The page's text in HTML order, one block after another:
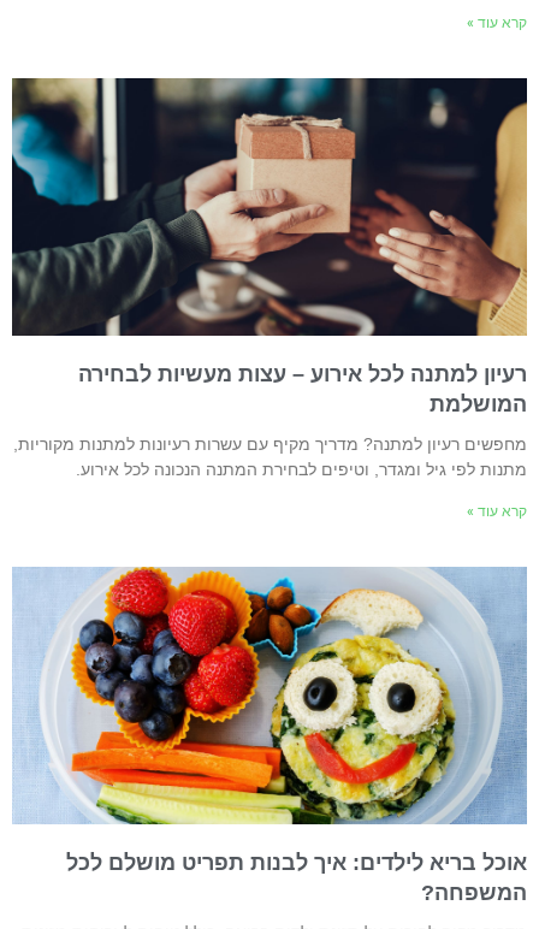
עוד »
למתנה לכל אירוע – עצות מעשיות לבחירה
רעיון למתנה? מדריך מקיף עם עשרות רעיונות למתנות מקוריות,
לפי גיל ומגדר, וטיפים לבחירת המתנה הנכונה לכל אירוע.
עוד »
בריא לילדים: איך לבנות תפריט מושלם לכל